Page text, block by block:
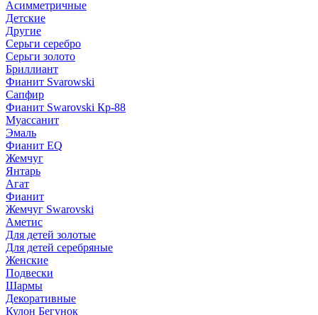
Асимметричные
Детские
Другие
Серьги серебро
Серьги золото
Бриллиант
Фианит Svarowski
Сапфир
Фианит Swarovski Кр-88
Муассанит
Эмаль
Фианит EQ
Жемчуг
Янтарь
Агат
Фианит
Жемчуг Swarovski
Аметис
Для детей золотые
Для детей серебряные
Женские
Подвески
Шармы
Декоративные
Кулон Бегунок